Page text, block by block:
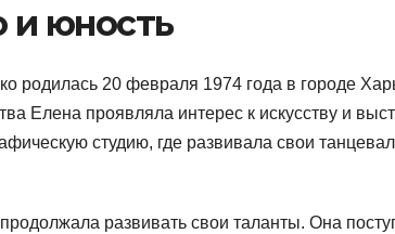
и юность
родилась 20 февраля 1974 года в городе
Елена проявляла интерес к искусству и
студию, где развивала свои
развивать свои таланты. Она